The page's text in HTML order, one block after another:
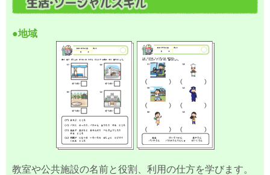
●地域
教室や公共施設の名前と役割、利用の仕方を学びます。